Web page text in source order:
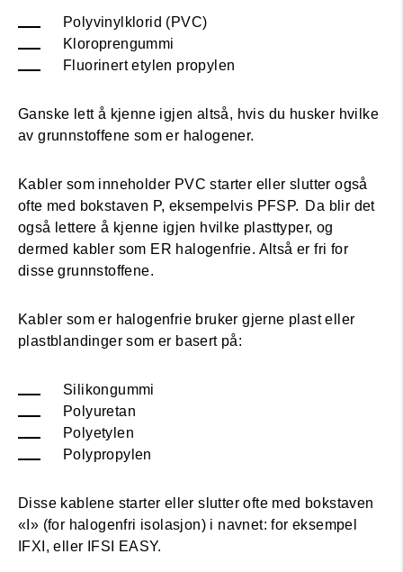
Polyvinylklorid (PVC)
Kloroprengummi
Fluorinert etylen propylen
Ganske lett å kjenne igjen altså, hvis du husker hvilke
av grunnstoffene som er halogener.
Kabler som inneholder PVC starter eller slutter også
ofte med bokstaven P, eksempelvis PFSP. Da blir det
også lettere å kjenne igjen hvilke plasttyper, og
dermed kabler som ER halogenfrie. Altså er fri for
disse grunnstoffene.
Kabler som er halogenfrie bruker gjerne plast eller
plastblandinger som er basert på:
Silikongummi
Polyuretan
Polyetylen
Polypropylen
Disse kablene starter eller slutter ofte med bokstaven
«I» (for halogenfri isolasjon) i navnet: for eksempel
IFXI, eller IFSI EASY.